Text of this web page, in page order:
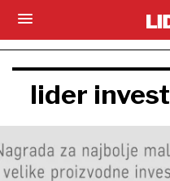
lider invest